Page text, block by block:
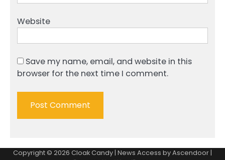
Website
Save my name, email, and website in this
browser for the next time I comment.
Copyright © 2026 Cloak Candy| News Access byAscendoor|